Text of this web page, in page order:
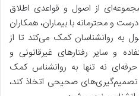
از اصول و قواعدی اطلاق
و محترمانه با بیماران، همکاران
به روانشناسان کمک می‌کند تا از
و سایر رفتارهای غیرقانونی و
حرفه‌ای نه تنها به روانشناس کمک
صحیحی اتخاذ کند،